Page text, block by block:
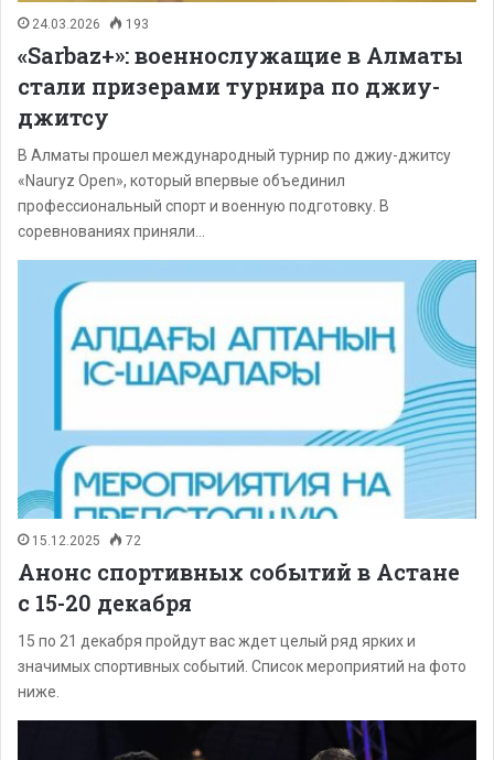
24.03.2026 193
«Sarbaz+»: военнослужащие в Алматы
стали призерами турнира по джиу-
джитсу
В Алматы прошел международный турнир по джиу-джитсу
«Nauryz Open», который впервые объединил
профессиональный спорт и военную подготовку. В
соревнованиях приняли…
15.12.2025 72
Анонс спортивных событий в Астане
с 15-20 декабря
15 по 21 декабря пройдут вас ждет целый ряд ярких и
значимых спортивных событий. Список мероприятий на фото
ниже.